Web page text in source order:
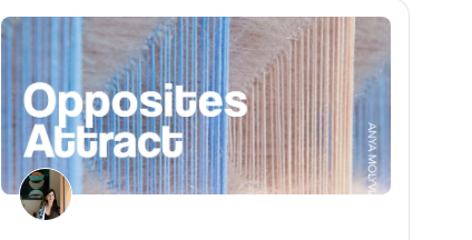
a csatolmányban